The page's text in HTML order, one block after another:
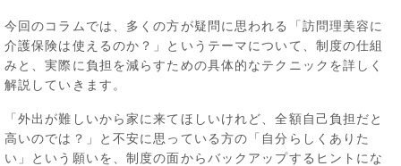
今回のコラムでは、多くの方が疑問に思われる「訪問理美容に
介護保険は使えるのか？」というテーマについて、制度の仕組
みと、実際に負担を減らすための具体的なテクニックを詳しく
解説していきます。
「外出が難しいから家に来てほしいけれど、全額自己負担だと
高いのでは？」と不安に思っている方の「自分らしくありた
い」という願いを、制度の面からバックアップするヒントにな